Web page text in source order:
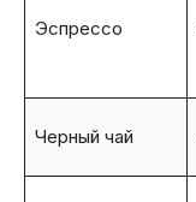
Эспрессо
Черный чай